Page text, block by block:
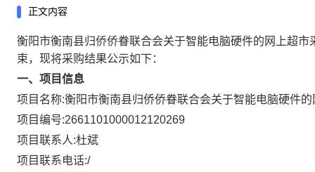
正文内容
衡阳市衡南县归侨侨眷联合会关于智能电脑硬件的网上超市
束，现将采购结果公示如下：
一、项目信息
项目名称:衡阳市衡南县归侨侨眷联合会关于智能电脑硬件
项目编号:2661101000012120269
项目联系人:杜斌
项目联系电话:/